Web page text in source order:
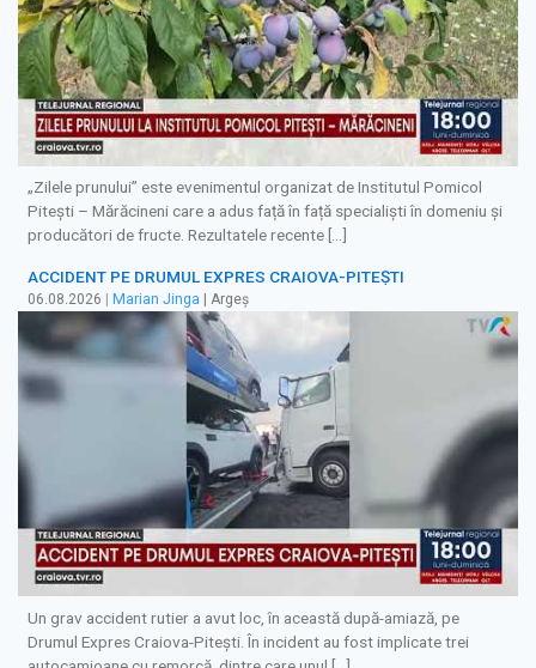
„Zilele prunului” este evenimentul organizat de Institutul Pomicol
Pitești – Mărăcineni care a adus față în față specialiști în domeniu și
producători de fructe. Rezultatele recente […]
ACCIDENT PE DRUMUL EXPRES CRAIOVA-PITEȘTI
06.08.2026 | Marian Jinga | Argeș
Un grav accident rutier a avut loc, în această după-amiază, pe
Drumul Expres Craiova-Pitești. În incident au fost implicate trei